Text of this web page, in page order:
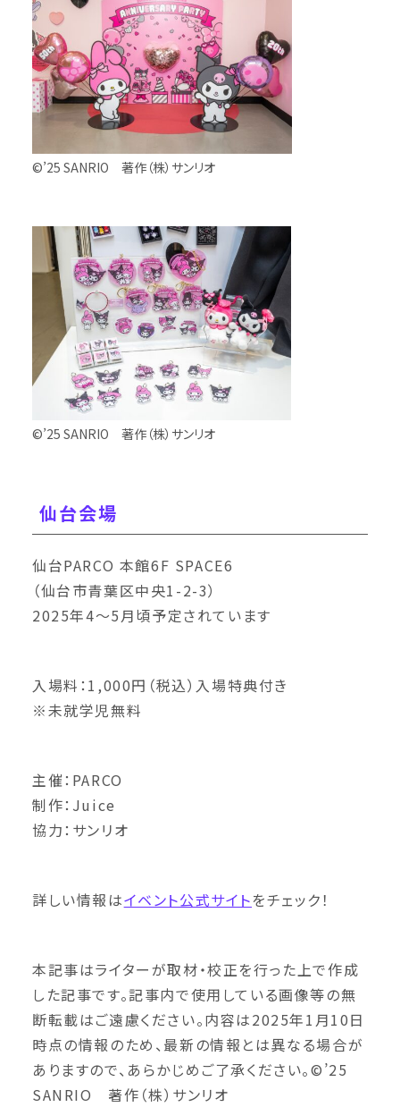
©’25 SANRIO 著作（株）サンリオ
©’25 SANRIO 著作（株）サンリオ
仙台会場
仙台PARCO 本館6F SPACE6
（仙台市青葉区中央1-2-3）
2025年4～5月頃予定されています
入場料：1,000円（税込）入場特典付き
※未就学児無料
主催：PARCO
制作：Juice
協力：サンリオ
詳しい情報はイベント公式サイトをチェック！
本記事はライターが取材・校正を行った上で作成
した記事です。記事内で使用している画像等の無
断転載はご遠慮ください。内容は2025年1月10日
時点の情報のため、最新の情報とは異なる場合が
ありますので、あらかじめご了承ください。©’25
SANRIO 著作（株）サンリオ